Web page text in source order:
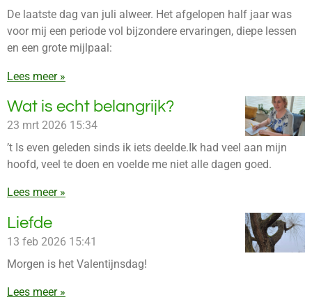
De laatste dag van juli alweer. Het afgelopen half jaar was
voor mij een periode vol bijzondere ervaringen, diepe lessen
en een grote mijlpaal:
Lees meer »
Wat is echt belangrijk?
23 mrt 2026 15:34
’t Is even geleden sinds ik iets deelde.Ik had veel aan mijn
hoofd, veel te doen en voelde me niet alle dagen goed.
Lees meer »
Liefde
13 feb 2026 15:41
Morgen is het Valentijnsdag!
Lees meer »